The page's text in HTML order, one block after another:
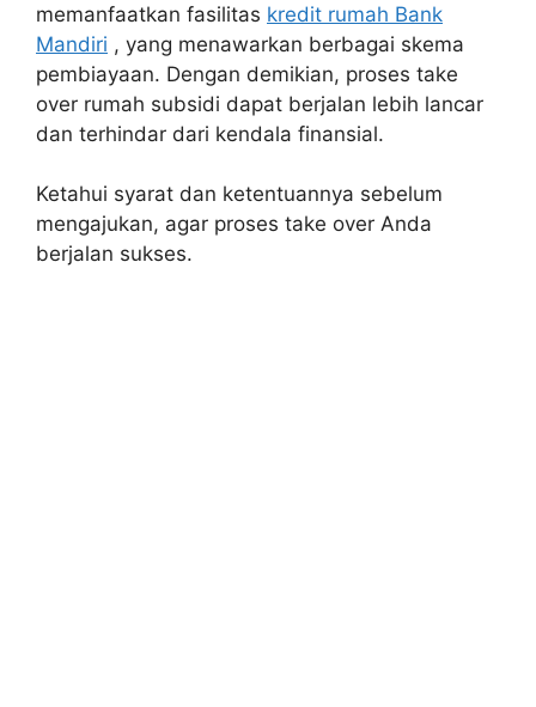
memanfaatkan fasilitas kredit rumah Bank
Mandiri , yang menawarkan berbagai skema
pembiayaan. Dengan demikian, proses take
over rumah subsidi dapat berjalan lebih lancar
dan terhindar dari kendala finansial.
Ketahui syarat dan ketentuannya sebelum
mengajukan, agar proses take over Anda
berjalan sukses.